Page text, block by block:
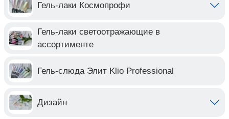
Гель-лаки Космопрофи
Гель-лаки светоотражающие в
ассортименте
Гель-слюда Элит Klio Professional
Дизайн